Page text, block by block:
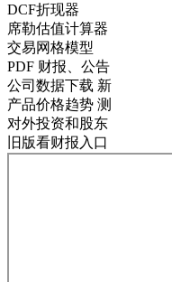
DCF折现器
席勒估值计算器
交易网格模型
PDF 财报、公告
公司数据下载 新
产品价格趋势 测
对外投资和股东
旧版看财报入口